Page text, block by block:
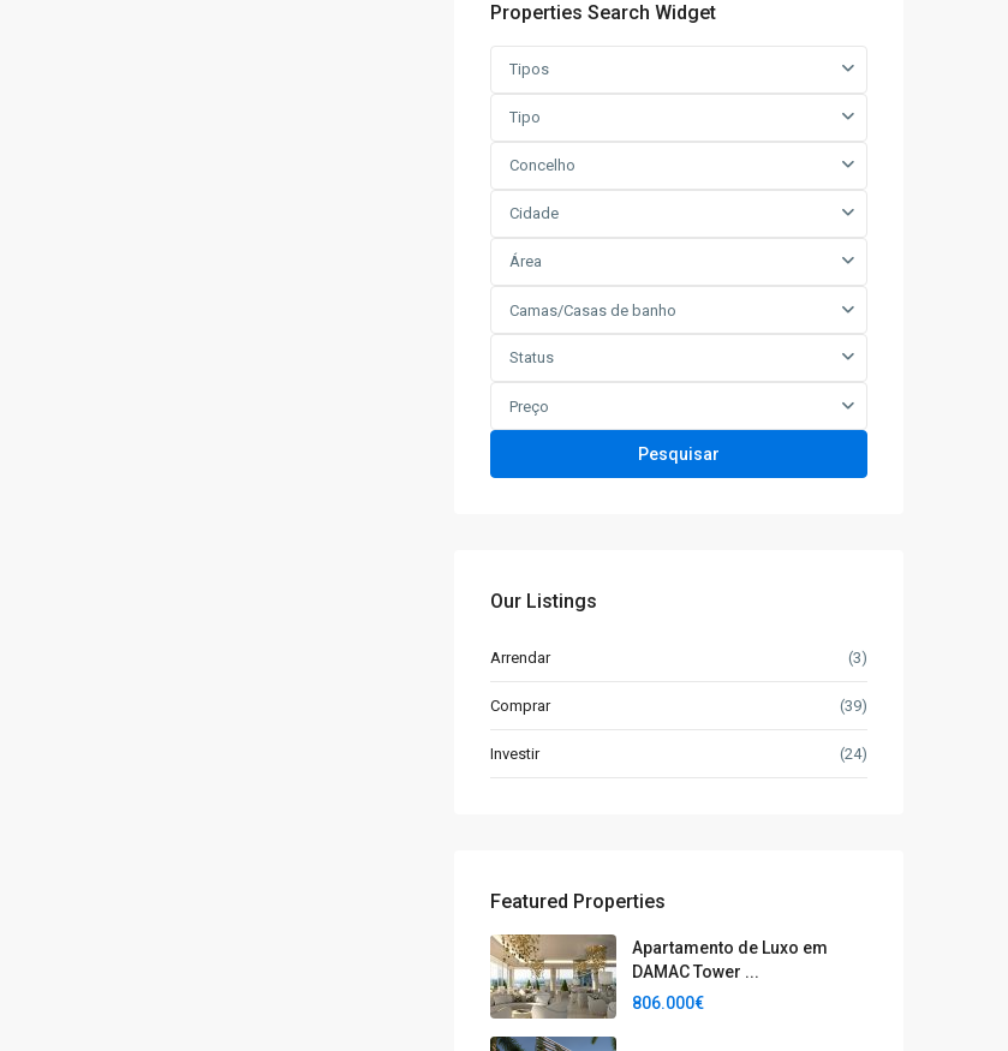
Properties Search Widget
Tipos
Tipo
Concelho
Cidade
Área
Camas/Casas de banho
Status
Preço
Pesquisar
Our Listings
Arrendar (3)
Comprar (39)
Investir (24)
Featured Properties
Apartamento de Luxo em
DAMAC Tower ...
806.000€